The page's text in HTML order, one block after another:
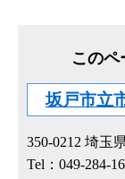
このペ
坂戸市立
350-0212 埼玉
Tel：049-284-